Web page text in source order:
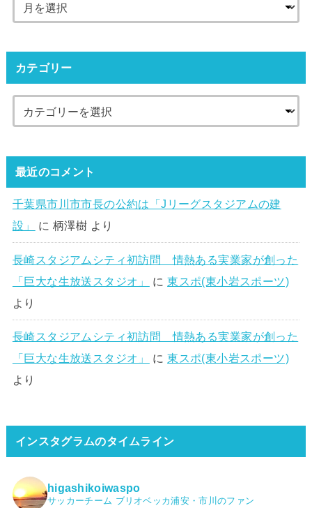
カテゴリー
最近のコメント
千葉県市川市市長の公約は「Jリーグスタジアムの建
設」
に 柄澤樹 より
長崎スタジアムシティ初訪問 情熱ある実業家が創った
「巨大な生放送スタジオ」
に東スポ(東小岩スポーツ)
より
長崎スタジアムシティ初訪問 情熱ある実業家が創った
「巨大な生放送スタジオ」
に東スポ(東小岩スポーツ)
より
インスタグラムのタイムライン
higashikoiwaspo
サッカーチーム ブリオベッカ浦安・市川のファン